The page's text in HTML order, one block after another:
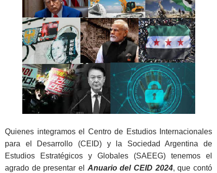
Quienes integramos el Centro de Estudios Internacionales
para el Desarrollo (CEID) y la Sociedad Argentina de
Estudios Estratégicos y Globales (SAEEG) tenemos el
agrado de presentar el Anuario del CEID 2024, que contó